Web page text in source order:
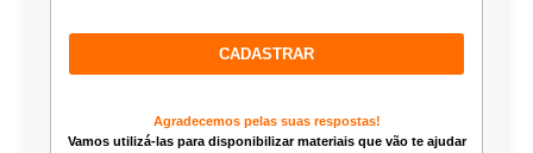
CADASTRAR
Agradecemos pelas suas respostas!
Vamos utilizá-las para disponibilizar materiais que vão te ajudar